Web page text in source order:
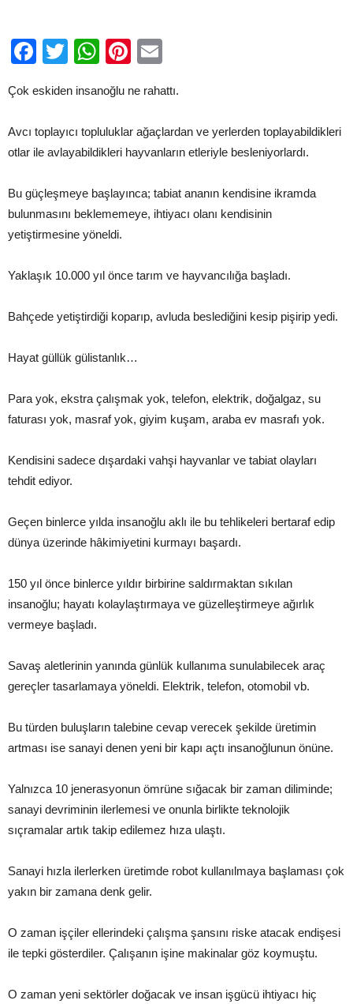
Facebook
TwitterWhatsApp
Pinterest
Çok eskiden insanoğlu ne rahattı.
Avcı toplayıcı topluluklar ağaçlardan ve yerlerden toplayabildikleri
otlar ile avlayabildikleri hayvanların etleriyle besleniyorlardı.
Bu güçleşmeye başlayınca; tabiat ananın kendisine ikramda
bulunmasını beklememeye, ihtiyacı olanı kendisinin
yetiştirmesine yöneldi.
Yaklaşık 10.000 yıl önce tarım ve hayvancılığa başladı.
Bahçede yetiştirdiği koparıp, avluda beslediğini kesip pişirip yedi.
Hayat güllük gülistanlık…
Para yok, ekstra çalışmak yok, telefon, elektrik, doğalgaz, su
faturası yok, masraf yok, giyim kuşam, araba ev masrafı yok.
Kendisini sadece dışardaki vahşi hayvanlar ve tabiat olayları
tehdit ediyor.
Geçen binlerce yılda insanoğlu aklı ile bu tehlikeleri bertaraf edip
dünya üzerinde hâkimiyetini kurmayı başardı.
150 yıl önce binlerce yıldır birbirine saldırmaktan sıkılan
insanoğlu; hayatı kolaylaştırmaya ve güzelleştirmeye ağırlık
vermeye başladı.
Savaş aletlerinin yanında günlük kullanıma sunulabilecek araç
gereçler tasarlamaya yöneldi. Elektrik, telefon, otomobil vb.
Bu türden buluşların talebine cevap verecek şekilde üretimin
artması ise sanayi denen yeni bir kapı açtı insanoğlunun önüne.
Yalnızca 10 jenerasyonun ömrüne sığacak bir zaman diliminde;
sanayi devriminin ilerlemesi ve onunla birlikte teknolojik
sıçramalar artık takip edilemez hıza ulaştı.
Sanayi hızla ilerlerken üretimde robot kullanılmaya başlaması çok
yakın bir zamana denk gelir.
O zaman işçiler ellerindeki çalışma şansını riske atacak endişesi
ile tepki gösterdiler. Çalışanın işine makinalar göz koymuştu.
O zaman yeni sektörler doğacak ve insan işgücü ihtiyacı hiç